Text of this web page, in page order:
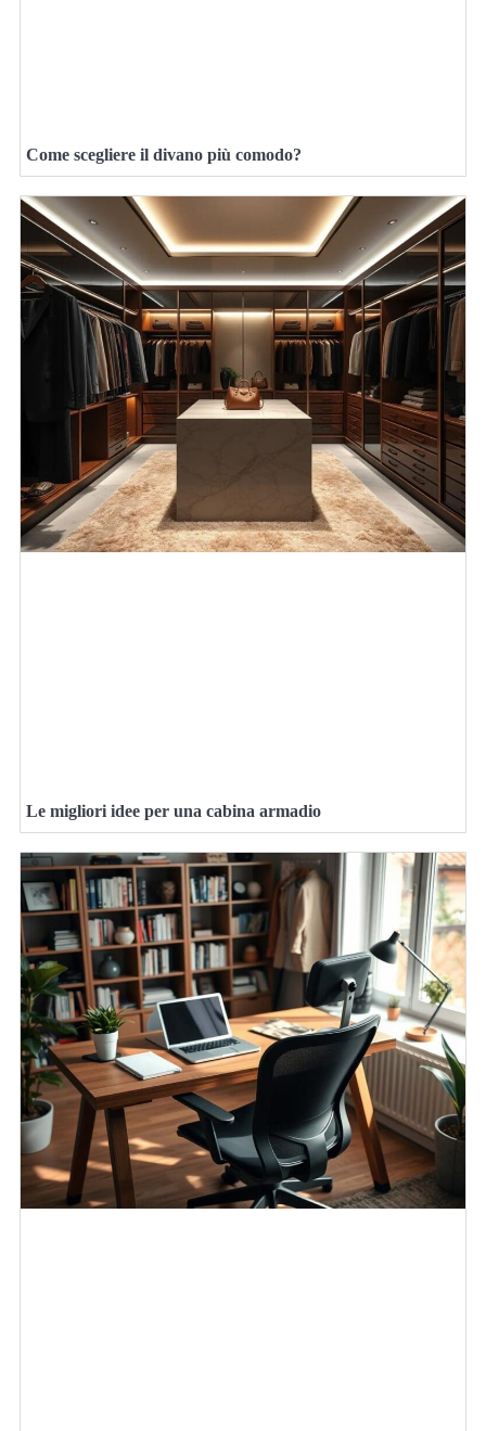
Come scegliere il divano più comodo?
Le migliori idee per una cabina armadio